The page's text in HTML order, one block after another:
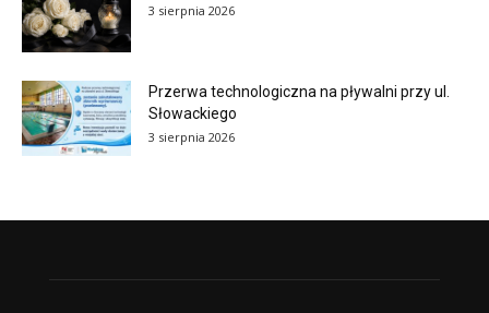
3 sierpnia 2026
Przerwa technologiczna na pływalni przy ul.
Słowackiego
3 sierpnia 2026